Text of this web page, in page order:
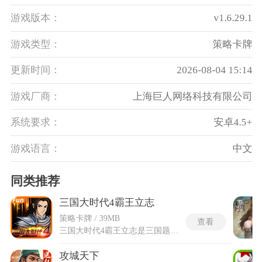
游戏版本： v1.6.29.1
游戏类型： 策略卡牌
更新时间： 2026-08-04 15:14
游戏厂商： 上海巨人网络科技有限公司
系统要求： 安卓4.5+
游戏语言： 中文
同类推荐
三国大时代4霸王立志
策略卡牌 / 39MB
三国大时代4霸王立志是三国题材的策略冒险手游，玩家开局可选兵种与加点路线，前期的军队冲锋系统支持将兵力分成三队列阵，每次出战前敲定阵型与冲锋时机便是关键。游戏里大量特殊装备藏在地图角落，夜明珠固定在苍梧左边迷宫，吸血斧头在天山宝箱入手，奔着这些神器规划探索线路能让角色快速成型。三国大时代4霸王立志在野身份与自立机制要求玩家开局必须是平民，一旦加入势力就无法发起独立战争，云南城东墙外的小屋是开启自立任务的具体地点。副将直接招募规则方便扩充团队，战斗胜利后可直接将敌方英雄收编旗下，省去了复杂的登用流程。
查看
攻城天下